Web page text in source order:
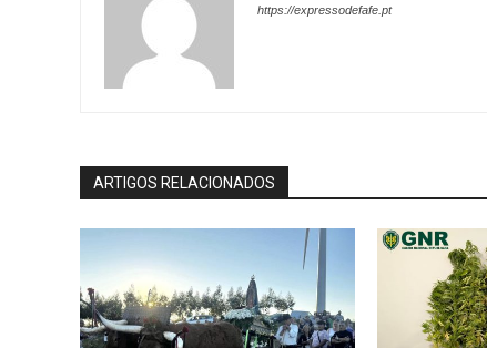
https://expressodefafe.pt
ARTIGOS RELACIONADOS